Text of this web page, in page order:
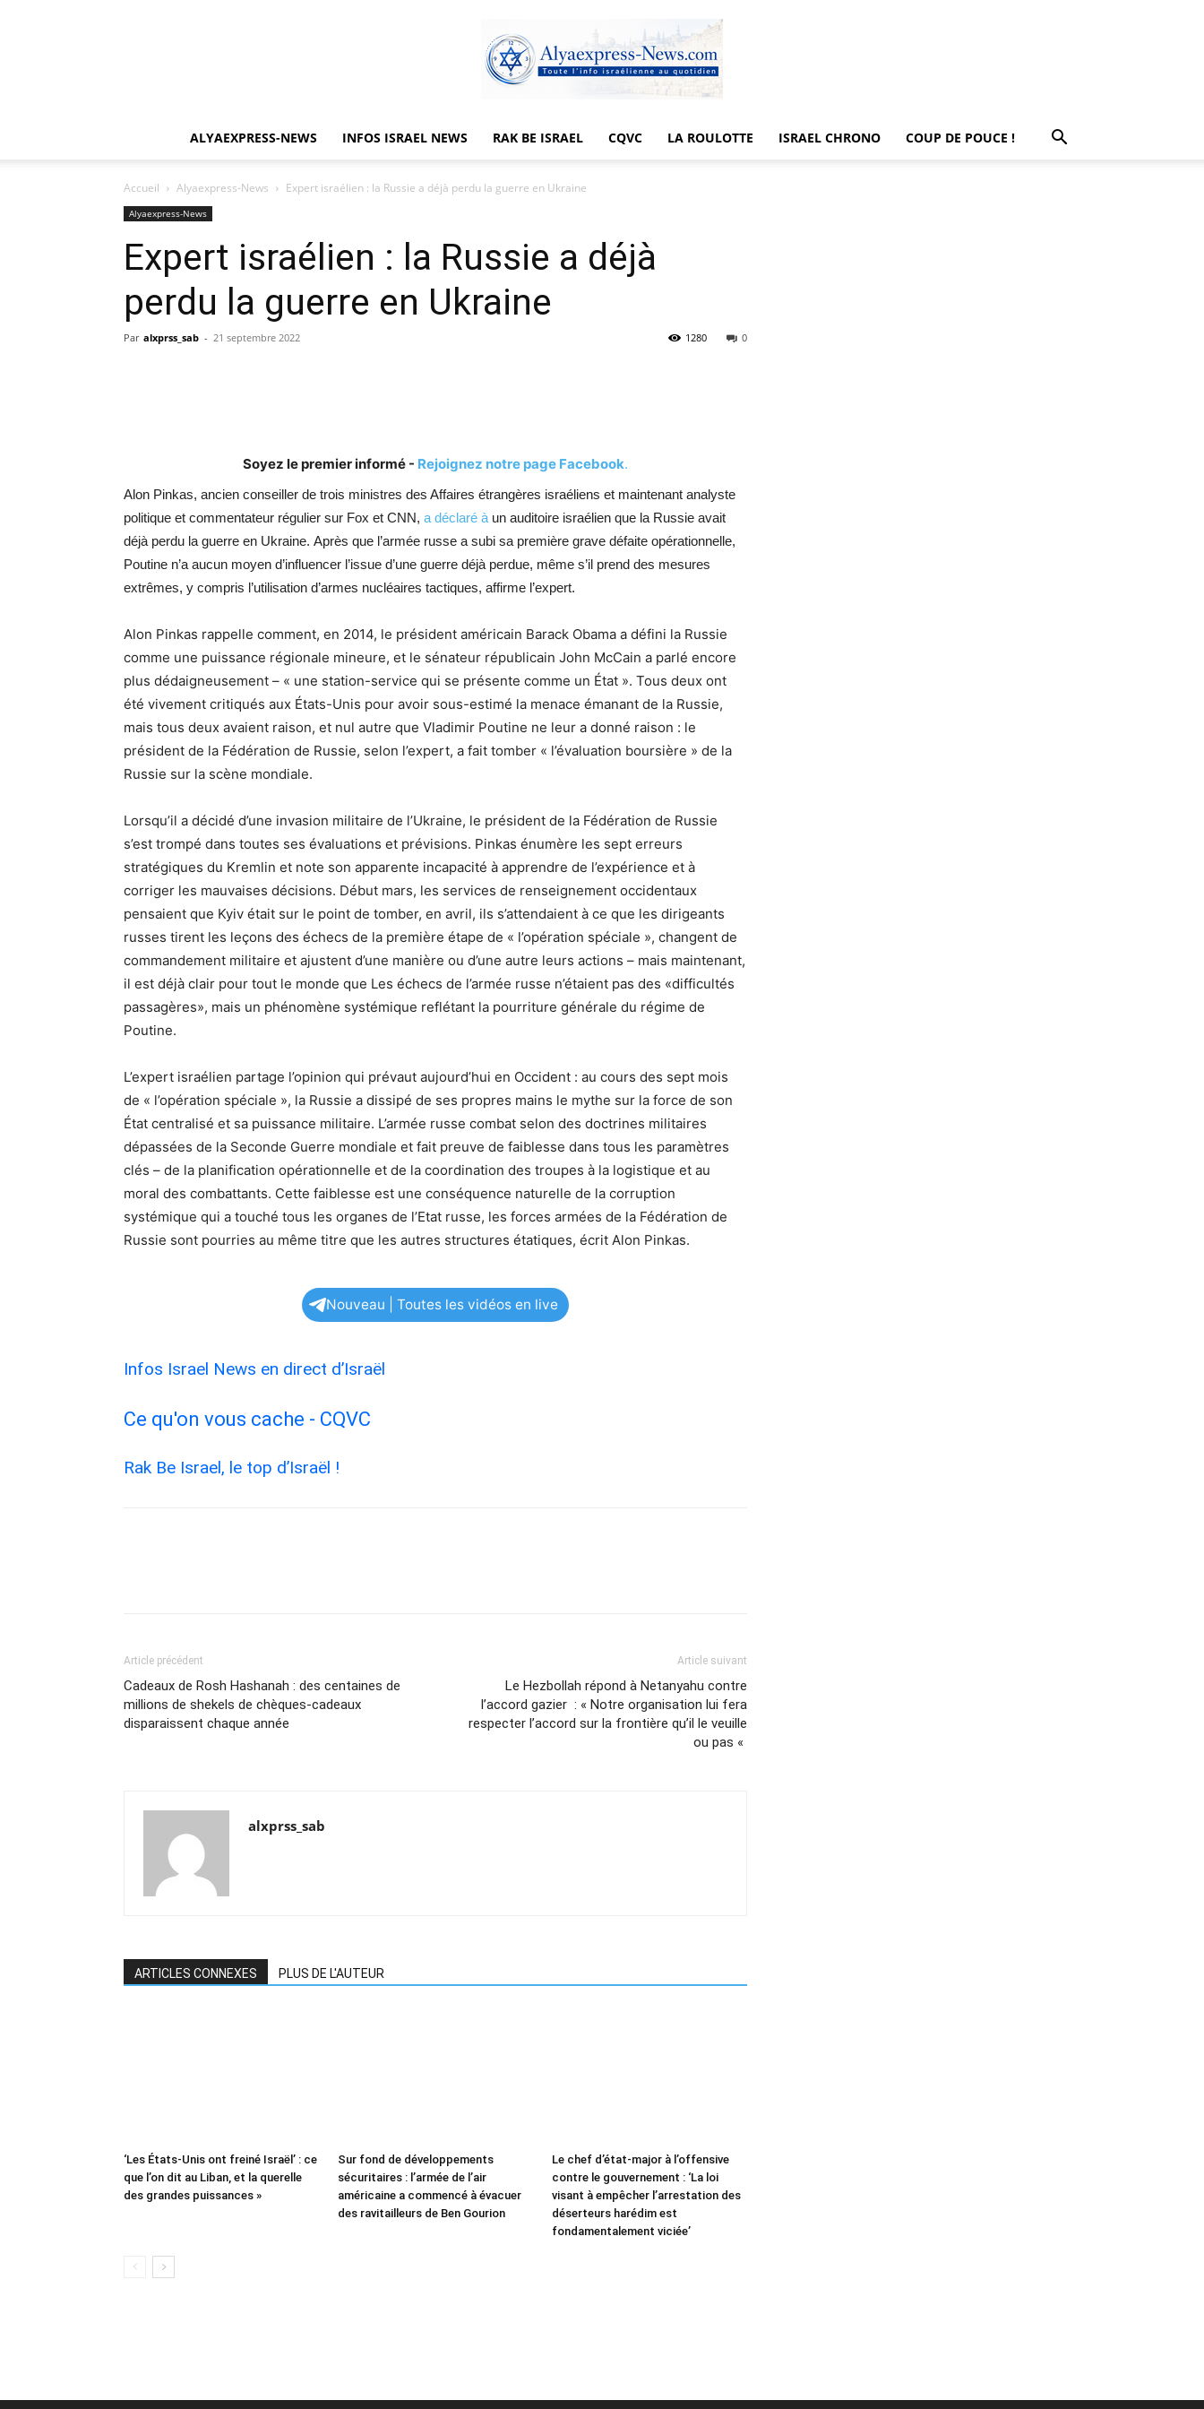
News
ALYAEXPRESS-NEWS INFOS ISRAEL NEWS RAK BE ISRAEL CQVC LA ROULOTTE ISRAEL CHRONO COUP DE POUCE !
Accueil Alyaexpress-News Expert israélien : la Russie a déjà perdu la guerre en Ukraine
Alyaexpress-News
Expert israélien : la Russie a déjà
perdu la guerre en Ukraine
Par alxprss_sab - 21 septembre 2022 0
1280
Soyez le premier informé - Rejoignez notre page Facebook.
Alon Pinkas, ancien conseiller de trois ministres des Affaires étrangères israéliens et maintenant analyste
politique et commentateur régulier sur Fox et CNN, a déclaré à un auditoire israélien que la Russie avait
déjà perdu la guerre en Ukraine. Après que l’armée russe a subi sa première grave défaite opérationnelle,
Poutine n’a aucun moyen d’influencer l’issue d’une guerre déjà perdue, même s’il prend des mesures
extrêmes, y compris l’utilisation d’armes nucléaires tactiques, affirme l’expert.
Alon Pinkas rappelle comment, en 2014, le président américain Barack Obama a défini la Russie
comme une puissance régionale mineure, et le sénateur républicain John McCain a parlé encore
plus dédaigneusement – « une station-service qui se présente comme un État ». Tous deux ont
été vivement critiqués aux États-Unis pour avoir sous-estimé la menace émanant de la Russie,
mais tous deux avaient raison, et nul autre que Vladimir Poutine ne leur a donné raison : le
président de la Fédération de Russie, selon l’expert, a fait tomber « l’évaluation boursière » de la
Russie sur la scène mondiale.
Lorsqu’il a décidé d’une invasion militaire de l’Ukraine, le président de la Fédération de Russie
s’est trompé dans toutes ses évaluations et prévisions. Pinkas énumère les sept erreurs
stratégiques du Kremlin et note son apparente incapacité à apprendre de l’expérience et à
corriger les mauvaises décisions. Début mars, les services de renseignement occidentaux
pensaient que Kyiv était sur le point de tomber, en avril, ils s’attendaient à ce que les dirigeants
russes tirent les leçons des échecs de la première étape de « l’opération spéciale », changent de
commandement militaire et ajustent d’une manière ou d’une autre leurs actions – mais maintenant,
il est déjà clair pour tout le monde que Les échecs de l’armée russe n’étaient pas des «difficultés
passagères», mais un phénomène systémique reflétant la pourriture générale du régime de
Poutine.
L’expert israélien partage l’opinion qui prévaut aujourd’hui en Occident : au cours des sept mois
de « l’opération spéciale », la Russie a dissipé de ses propres mains le mythe sur la force de son
État centralisé et sa puissance militaire. L’armée russe combat selon des doctrines militaires
dépassées de la Seconde Guerre mondiale et fait preuve de faiblesse dans tous les paramètres
clés – de la planification opérationnelle et de la coordination des troupes à la logistique et au
moral des combattants. Cette faiblesse est une conséquence naturelle de la corruption
systémique qui a touché tous les organes de l’Etat russe, les forces armées de la Fédération de
Russie sont pourries au même titre que les autres structures étatiques, écrit Alon Pinkas.
Nouveau | Toutes les vidéos en live
Infos Israel News en direct d’Israël
Ce qu'on vous cache - CQVC
Rak Be Israel, le top d’Israël !
Article précédent
Cadeaux de Rosh Hashanah : des centaines de
millions de shekels de chèques-cadeaux
disparaissent chaque année
Article suivant
Le Hezbollah répond à Netanyahu contre
l’accord gazier : « Notre organisation lui fera
respecter l’accord sur la frontière qu’il le veuille
ou pas «
alxprss_sab
ARTICLES CONNEXES PLUS DE L'AUTEUR
‘Les États-Unis ont freiné Israël’ : ce
que l’on dit au Liban, et la querelle
des grandes puissances »
Sur fond de développements
sécuritaires : l’armée de l’air
américaine a commencé à évacuer
des ravitailleurs de Ben Gourion
Le chef d’état-major à l’offensive
contre le gouvernement : ‘La loi
visant à empêcher l’arrestation des
déserteurs harédim est
fondamentalement viciée’